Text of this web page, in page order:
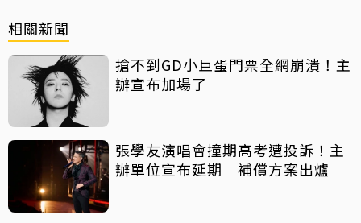
相關新聞
搶不到GD小巨蛋門票全網崩潰！主
辦宣布加場了
張學友演唱會撞期高考遭投訴！主
辦單位宣布延期 補償方案出爐